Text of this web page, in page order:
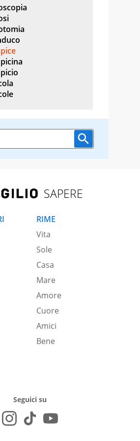
SAPERE
RIME
Vita
Sole
Casa
Mare
Amore
Cuore
Amici
Bene
Seguici su